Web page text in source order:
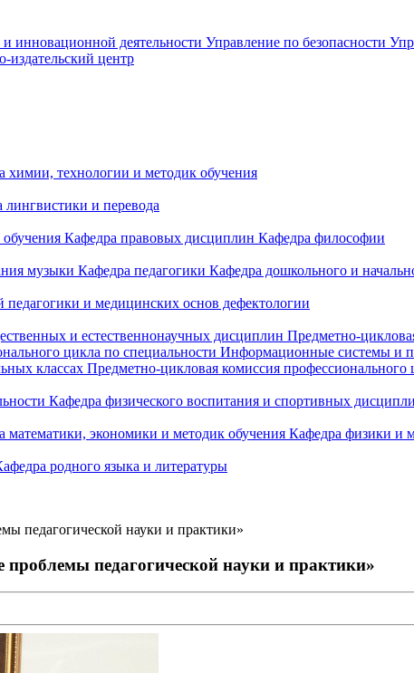
инновационной деятельности Управление по безопасности
издательский центр
химии, технологии и методик обучения
лингвистики и перевода
Кафедра правовых дисциплин Кафедра философии
музыки Кафедра педагогики Кафедра дошкольного и
педагогики и медицинских основ дефектологии
и естественнонаучных дисциплин Предметно-
цикла по специальности Информационные системы и
классах Предметно-цикловая комиссия профессионального
Кафедра физического воспитания и спортивных
математики, экономики и методик обучения Кафедра физики и
родного языка и литературы
педагогической науки и практики»
педагогической науки и практики»